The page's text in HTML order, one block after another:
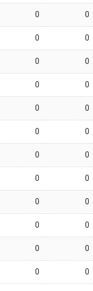
0 0
0 0
0 0
0 0
0 0
0 0
0 0
0 0
0 0
0 0
0 0
0 0